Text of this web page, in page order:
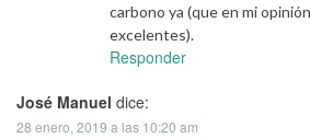
carbono ya (que en mi
excelentes).
Responder
José Manuel dice:
28 enero, 2019 a las 10:20 am